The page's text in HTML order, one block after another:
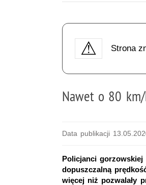
Strona
Nawet o 80
Data publikacji
Policjanci
dopuszczalną
więcej niż pozwalały